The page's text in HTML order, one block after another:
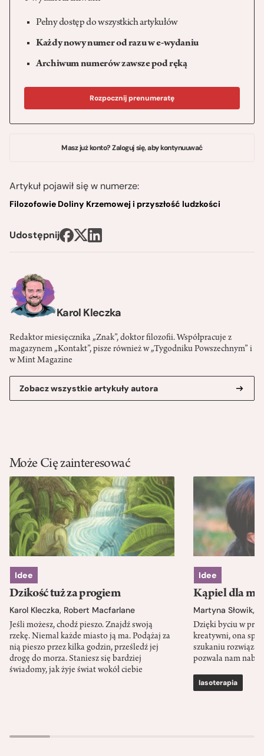
Karol Kleczka
Redaktor miesięcznika „Znak”, doktor filozofii. Współpracuje z
magazynem „Kontakt”, pisze również w „Tygodniku Powszechnym” i
w Mint Magazine
Zobacz wszystkie artykuły autora
Pełny dostęp do wszystkich artykułów
Każdy nowy numer od razu w e-wydaniu
Archiwum numerów zawsze pod ręką
Rozpocznij prenumeratę
Masz już konto? Zaloguj się, aby kontynuuwać
Artykuł pojawił się w numerze:
Filozofowie Doliny Krzemowej i przyszłość ludzkości
Udostępnij
Może Cię zainteresować
Idee
Dzikość tuż za progiem
Karol Kleczka, Robert Macfarlane
Jeśli możesz, chodź pieszo. Znajdź swoją
rzekę. Niemal każde miasto ją ma. Podążaj za
nią pieszo przez kilka godzin, prześledź jej
drogę do morza. Staniesz się bardziej
świadomy, jak żyje świat wokół ciebie
Idee
Kąpiel dla
Martyna Słowik,
Dzięki byciu w
kreatywni, ona
szukaniu
pozwala nam
lasoterapia